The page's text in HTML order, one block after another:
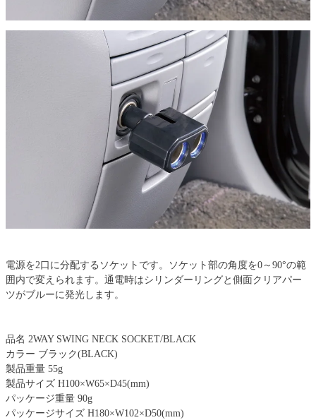
電源を2口に分配するソケットです。ソケット部の角度を0～90°の範
囲内で変えられます。通電時はシリンダーリングと側面クリアパー
ツがブルーに発光します。
品名 2WAY SWING NECK SOCKET/BLACK
カラー ブラック(BLACK)
製品重量 55g
製品サイズ H100×W65×D45(mm)
パッケージ重量 90g
パッケージサイズ H180×W102×D50(mm)